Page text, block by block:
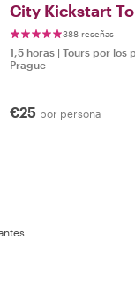
City Kickstart
388 reseñas
1,5 horas | Tours por los
Prague
€25 por persona